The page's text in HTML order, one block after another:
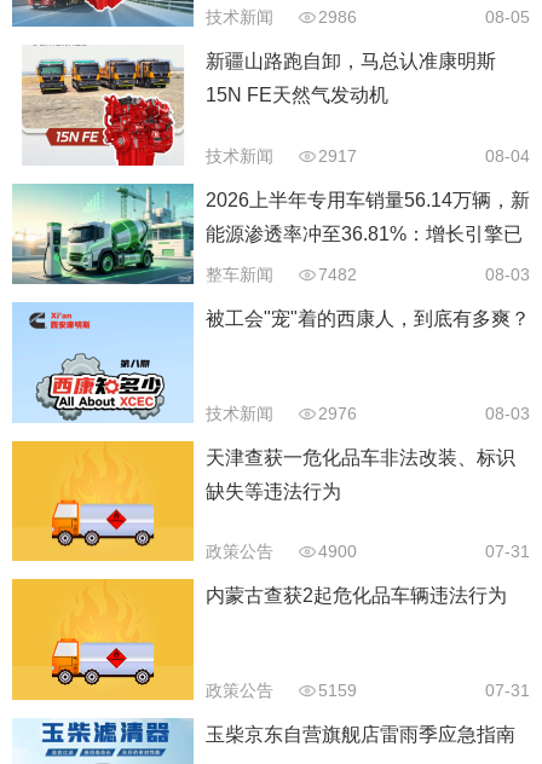
技术新闻 2986 08-05
新疆山路跑自卸，马总认准康明斯
15N FE天然气发动机
技术新闻 2917 08-04
2026上半年专用车销量56.14万辆，新
能源渗透率冲至36.81%：增长引擎已
经换挡
整车新闻 7482 08-03
被工会"宠"着的西康人，到底有多爽？
技术新闻 2976 08-03
天津查获一危化品车非法改装、标识
缺失等违法行为
政策公告 4900 07-31
内蒙古查获2起危化品车辆违法行为
政策公告 5159 07-31
玉柴京东自营旗舰店雷雨季应急指南